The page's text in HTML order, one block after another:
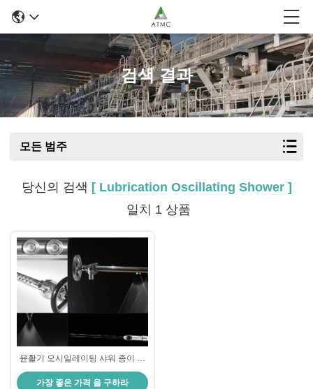
검색 결과
모든 범주
당신의 검색 [ Lubrication Oscillating Shower ]
일치 1 상품
윤활기 오시일레이팅 샤워 종이 제
작용 샤워 제품
가장 좋은 가격 을 구하라